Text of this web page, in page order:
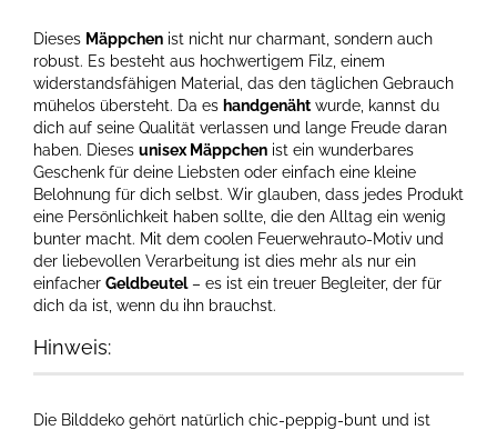
Dieses Mäppchen ist nicht nur charmant, sondern auch
robust. Es besteht aus hochwertigem Filz, einem
widerstandsfähigen Material, das den täglichen Gebrauch
mühelos übersteht. Da es handgenäht wurde, kannst du
dich auf seine Qualität verlassen und lange Freude daran
haben. Dieses unisex Mäppchen ist ein wunderbares
Geschenk für deine Liebsten oder einfach eine kleine
Belohnung für dich selbst. Wir glauben, dass jedes Produkt
eine Persönlichkeit haben sollte, die den Alltag ein wenig
bunter macht. Mit dem coolen Feuerwehrauto-Motiv und
der liebevollen Verarbeitung ist dies mehr als nur ein
einfacher Geldbeutel– es ist ein treuer Begleiter, der für
dich da ist, wenn du ihn brauchst.
Hinweis:
Die Bilddeko gehört natürlich chic-peppig-bunt und ist